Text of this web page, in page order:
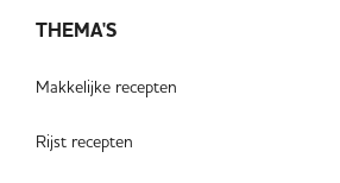
THEMA'S
Makkelijke recepten
Rijst recepten